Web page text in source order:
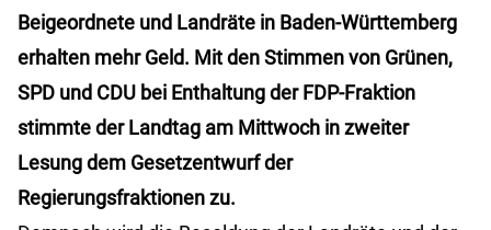
Beigeordnete und Landräte in Baden-Württemberg
erhalten mehr Geld. Mit den Stimmen von Grünen,
SPD und CDU bei Enthaltung der FDP-Fraktion
stimmte der Landtag am Mittwoch in zweiter
Lesung dem Gesetzentwurf der
Regierungsfraktionen zu.